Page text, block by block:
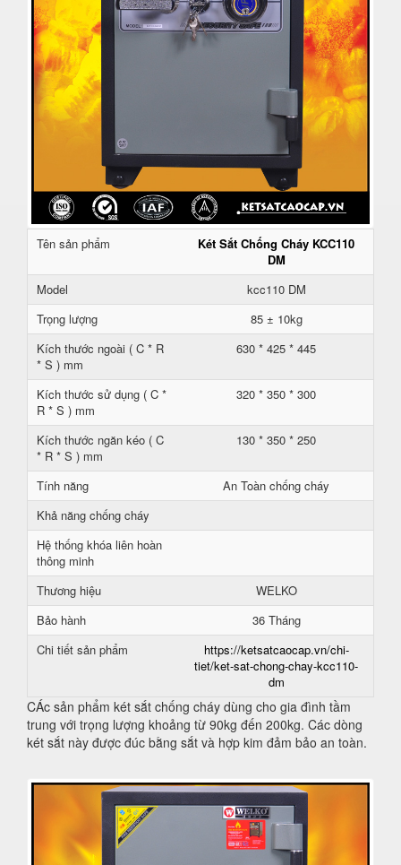
Tên sản phẩm
Két Sắt Chống Cháy KCC110
DM
Model
kcc110 DM
Trọng lượng
85 ± 10kg
Kích thước ngoài ( C * R
* S ) mm
630 * 425 * 445
Kích thước sử dụng ( C *
R * S ) mm
320 * 350 * 300
Kích thước ngăn kéo ( C
* R * S ) mm
130 * 350 * 250
Tính năng
An Toàn chống cháy
Khả năng chống cháy
Hệ thống khóa liên hoàn
thông minh
Thương hiệu
WELKO
Bảo hành
36 Tháng
Chi tiết sản phẩm
https://ketsatcaocap.vn/chi-
tiet/ket-sat-chong-chay-kcc110-
dm
CÁc sản phẩm két sắt chống cháy dùng cho gia đình tầm
trung với trọng lượng khoảng từ 90kg đến 200kg. Các dòng
két sắt này được đúc bằng sắt và hợp kim đảm bảo an toàn.